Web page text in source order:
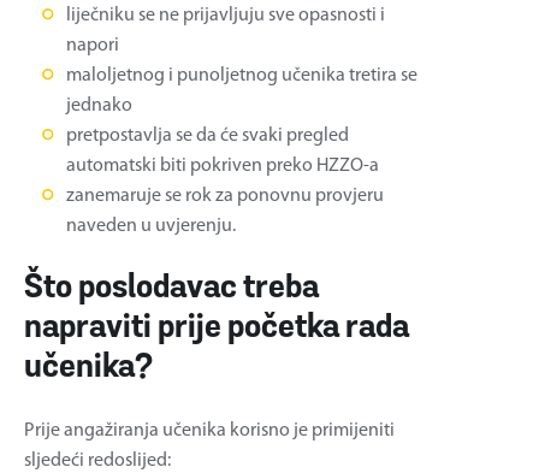
liječniku se ne prijavljuju sve opasnosti i
napori
maloljetnog i punoljetnog učenika tretira se
jednako
pretpostavlja se da će svaki pregled
automatski biti pokriven preko HZZO-a
zanemaruje se rok za ponovnu provjeru
naveden u uvjerenju.
Što poslodavac treba
napraviti prije početka rada
učenika?
Prije angažiranja učenika korisno je primijeniti
sljedeći redoslijed: